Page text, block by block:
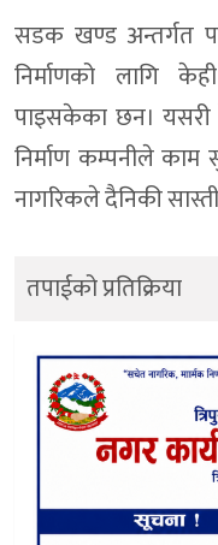
सडक खण्ड अन्तर्गत
निर्माणको लागि
पाइसकेका छन। यसरी
निर्माण कम्पनीले काम
नागरिकले दैनिकी
तपाईको प्रतिक्रिया